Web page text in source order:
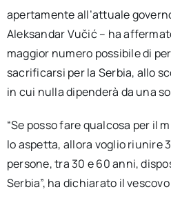
apertamente all’attuale
Aleksandar Vučić – ha
maggior numero possibile di
sacrificarsi per la Serbia, allo
in cui nulla dipenderà da una
“Se posso fare qualcosa per il
lo aspetta, allora voglio riunire
persone, tra 30 e 60 anni,
Serbia”, ha dichiarato il